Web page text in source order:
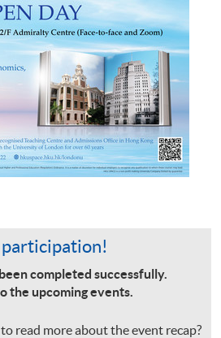
completed successfully.
the upcoming events.
read more about the event recap?